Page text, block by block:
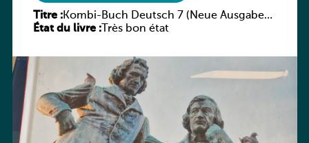
Titre :Kombi-Buch Deutsch 7 (Neue Ausgabe
Luxemburg)
État du livre :Très bon état